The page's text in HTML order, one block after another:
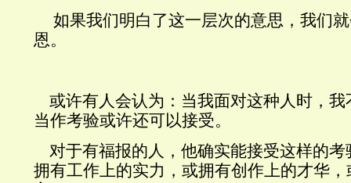
如果我们明白了这一层次的意思，我们
恩。
或许有人会认为：当我面对这种人时，
当作考验或许还可以接受。
对于有福报的人，他确实能接受这样的
拥有工作上的实力，或拥有创作上的才华